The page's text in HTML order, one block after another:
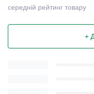
середній рейтинг товару
+